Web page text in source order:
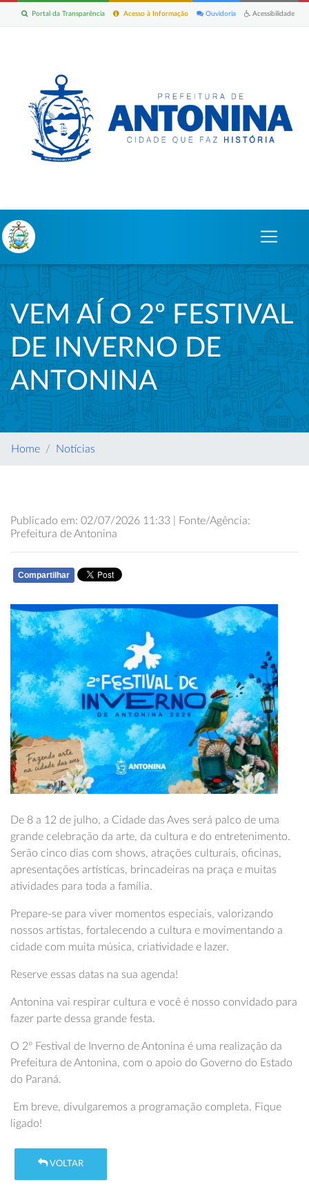
Acessibilidade
Ouvidoria
Acesso à Informação
Portal da Transparência
VEM AÍ O 2º FESTIVAL
DE INVERNO DE
ANTONINA
Home Notícias
Publicado em: 02/07/2026 11:33 | Fonte/Agência:
Prefeitura de Antonina
Compartilhar
De 8 a 12 de julho, a Cidade das Aves será palco de uma
grande celebração da arte, da cultura e do entretenimento.
Serão cinco dias com shows, atrações culturais, oficinas,
apresentações artísticas, brincadeiras na praça e muitas
atividades para toda a família.
Prepare-se para viver momentos especiais, valorizando
nossos artistas, fortalecendo a cultura e movimentando a
cidade com muita música, criatividade e lazer.
Reserve essas datas na sua agenda!
Antonina vai respirar cultura e você é nosso convidado para
fazer parte dessa grande festa.
O 2º Festival de Inverno de Antonina é uma realização da
Prefeitura de Antonina, com o apoio do Governo do Estado
do Paraná.
Em breve, divulgaremos a programação completa. Fique
ligado!
VOLTAR